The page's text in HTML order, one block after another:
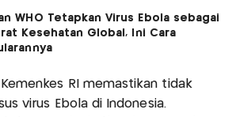
WHO Tetapkan Virus Ebola sebagai
Kesehatan Global, Ini Cara
RI memastikan tidak
virus Ebola di Indonesia.